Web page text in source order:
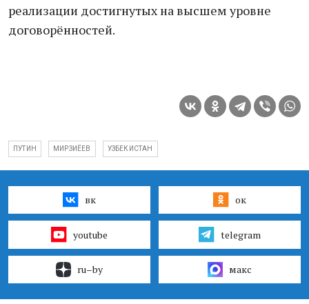
реализации достигнутых на высшем уровне
договорённостей.
ПУТИН МИРЗИЁЕВ УЗБЕКИСТАН
вк ок
youtube telegram
ru–by макс